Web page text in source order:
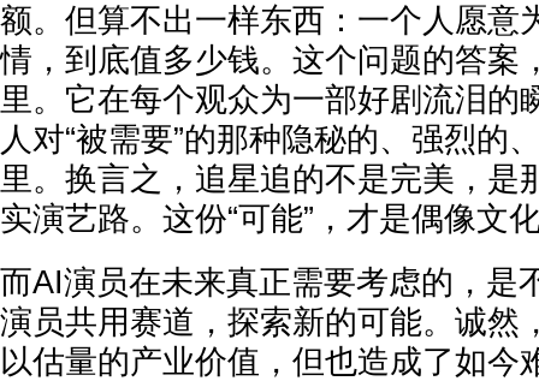
额。但算不出一样东西：一个人愿意
情，到底值多少钱。这个问题的答案
里。它在每个观众为一部好剧流泪的
人对“被需要”的那种隐秘的、强烈的
里。换言之，追星追的不是完美，是
实演艺路。这份“可能”，才是偶像文
而AI演员在未来真正需要考虑的，是
演员共用赛道，探索新的可能。诚然
以估量的产业价值，但也造成了如今